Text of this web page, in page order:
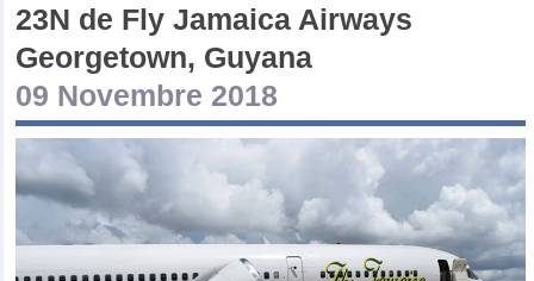
23N de Fly Jamaica Airways
Georgetown, Guyana
09 Novembre 2018